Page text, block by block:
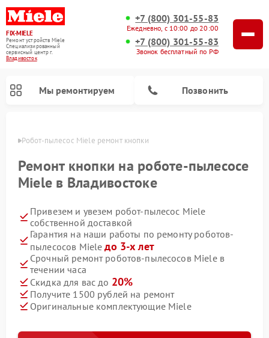
FIX-MIELE
Ремонт устройств Miele
Специализированный
cервисный центр г.
Владивосток
+7 (800) 301-55-83
Ежедневно, с 10:00 до 20:00
+7 (800) 301-55-83
Звонок бесплатный по РФ
Мы ремонтируем Позвонить
Робот-пылесос Miele ремонт кнопки
Ремонт кнопки на роботе-пылесосе
Miele в Владивостоке
Привезем и увезем робот-пылесос Miele
собственной доставкой
Гарантия на наши работы по ремонту роботов-
пылесосов Mieleдо 3-х лет
Срочный ремонт роботов-пылесосов Miele в
течении часа
Скидка для вас до 20%
Получите 1500 рублей на ремонт
Оригинальные комплектующие Miele